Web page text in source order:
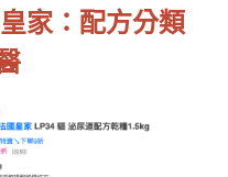
家：配方分類